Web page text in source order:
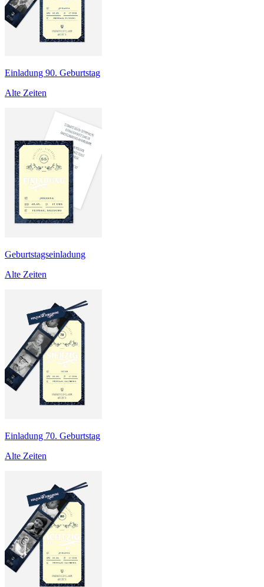
Einladung 90. Geburtstag
Alte Zeiten
Geburtstagseinladung
Alte Zeiten
Einladung 70. Geburtstag
Alte Zeiten